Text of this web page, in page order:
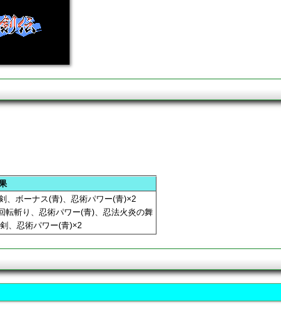
、ボーナス(青)、忍術パワー(青)×2
転斬り、忍術パワー(青)、忍法火炎の舞
、忍術パワー(青)×2